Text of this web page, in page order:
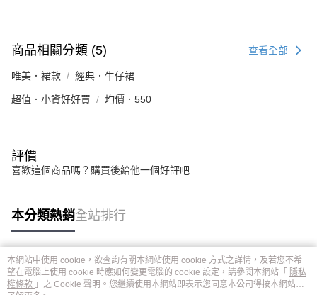
商品相關分類 (5) 查看全部
唯美．裙款 經典．牛仔裙
超值．小資好好買 均價．550
評價
喜歡這個商品嗎？購買後給他一個好評吧
本分類熱銷全站排行
熱門標籤
本網站中使用 cookie，欲查詢有關本網站使用 cookie 方式之詳情，及若您不希
望在電腦上使用 cookie 時應如何變更電腦的 cookie 設定，請參閱本網站「 隱私
權條款 」之 Cookie 聲明。您繼續使用本網站即表示您同意本公司得按本網站使